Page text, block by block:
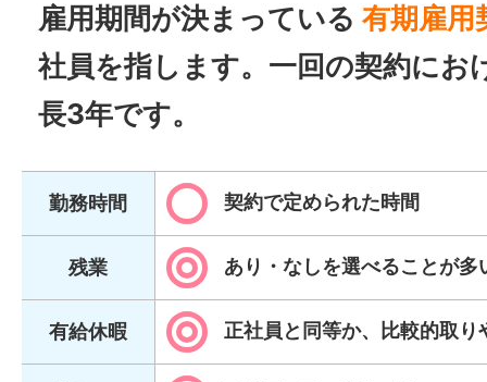
雇用期間が決まっている 有期雇用
社員を指します。一回の契約にお
長3年です。
勤務時間 契約で定められた時間
残業 あり・なしを選べることが多
有給休暇 正社員と同等か、比較的取り